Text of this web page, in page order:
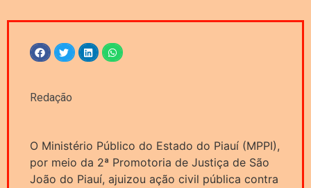
Redação
O Ministério Público do Estado do Piauí (MPPI),
por meio da 2ª Promotoria de Justiça de São
João do Piauí, ajuizou ação civil pública contra